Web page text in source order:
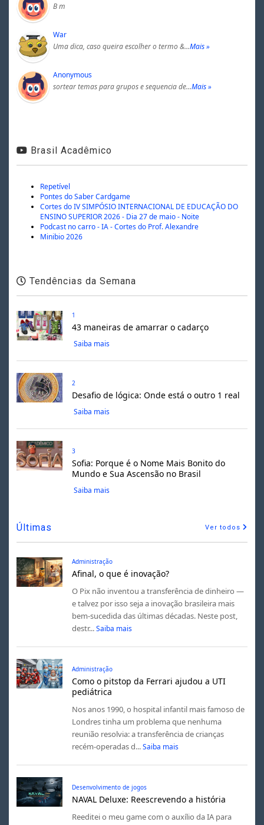
B m
War
Uma dica, caso queira escolher o termo &…Mais »
Anonymous
sortear temas para grupos e sequencia de…Mais »
Brasil Acadêmico
Repetível
Pontes do Saber Cardgame
Cortes do IV SIMPÓSIO INTERNACIONAL DE EDUCAÇÃO DO
ENSINO SUPERIOR 2026 - Dia 27 de maio - Noite
Podcast no carro - IA - Cortes do Prof. Alexandre
Minibio 2026
Tendências da Semana
1
43 maneiras de amarrar o cadarço
Saiba mais
2
Desafio de lógica: Onde está o outro 1 real
Saiba mais
3
Sofia: Porque é o Nome Mais Bonito do
Mundo e Sua Ascensão no Brasil
Saiba mais
Últimas Ver todos
Administração
Afinal, o que é inovação?
O Pix não inventou a transferência de dinheiro —
e talvez por isso seja a inovação brasileira mais
bem-sucedida das últimas décadas. Neste post,
destr... Saiba mais
Administração
Como o pitstop da Ferrari ajudou a UTI
pediátrica
Nos anos 1990, o hospital infantil mais famoso de
Londres tinha um problema que nenhuma
reunião resolvia: a transferência de crianças
recém-operadas d... Saiba mais
Desenvolvimento de jogos
NAVAL Deluxe: Reescrevendo a história
Reeditei o meu game com o auxílio da IA para